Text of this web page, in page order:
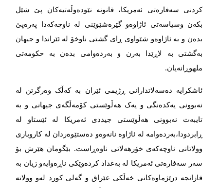
کردنی سەفارەتی ئەمریکا، قانونە نێودەوڵەتیەکان پێ شێل
بکەن وسیاسەتی ئاژاوەو گێرەشێوێنی لە ناوچەکەدا پەرەپێ‌
بدەن و بە ئاژاوەو شێواوی ڕای گشتی ناوخۆ لە ئێراندا و جیهان
بەگشتی بە لاڕێدا بەرن و بەردەوامی بدەن بە حکومەتی
ملهوڕانەیان.
ئاشکرایە دەسەلاتدارانی ڕژیمی ئێران بە کەڵک وەرگرتن لە
نەبوونی یەکدەنگی و یەک هەڵوێستی کۆمەڵگەی جیهانی و بە
تایبەت نەبوونی هەڵوێستی جیددی ئەمریکا لە ئێستاو لە
ڕابردودا،بەردەوامە لە ئاژاوە نانەوەو دەستێوەردان لە کاروباری
وولاتانی ناوچەکەی خۆرهەلاتی ناوەڕاست. بێگومان هێرش بۆ
سەر سەفارەتی ئەمریکا لە بەغداد کردەوێکی ناڕەوایەو زیان بە
قازانجە درێژماوەکانی خەڵکی عێراق و گەلی کورد لەو وولاتە